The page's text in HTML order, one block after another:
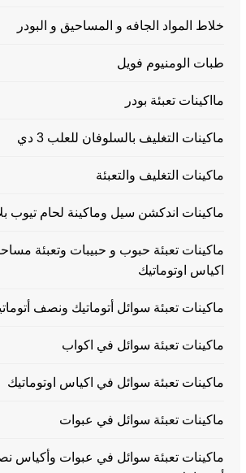
خلاط المواد الجافه و المساحيق و البودر
طبات الومنيوم فويل
مااكينات تعبئة بودر
ماكينات التغليف بالسلوفان للعلب 3 دي
ماكينات التغليف والتعبئة
ماكينات اندكشن سيل وماكينة لحام تيوب
ماكينات تعبئة حبوب و حبيبات وتعبئة
اكياس اوتوماتيك
ماكينات تعبئة سوائل أتوماتيك ونصف
ماكينات تعبئة سوائل في اكواب
ماكينات تعبئة سوائل في اكياس اوتوماتيك
ماكينات تعبئة سوائل في عبوات
ماكينات تعبئة سوائل في عبوات وأكياس